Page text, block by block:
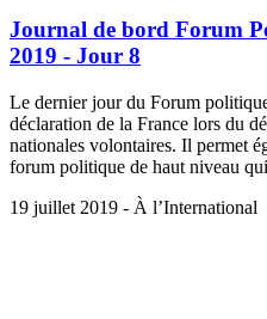
Journal de bord Forum
2019 - Jour 8
Le dernier jour du Forum
déclaration de la France lors du
nationales volontaires. Il permet
forum politique de haut niveau
19 juillet 2019 - À l’International